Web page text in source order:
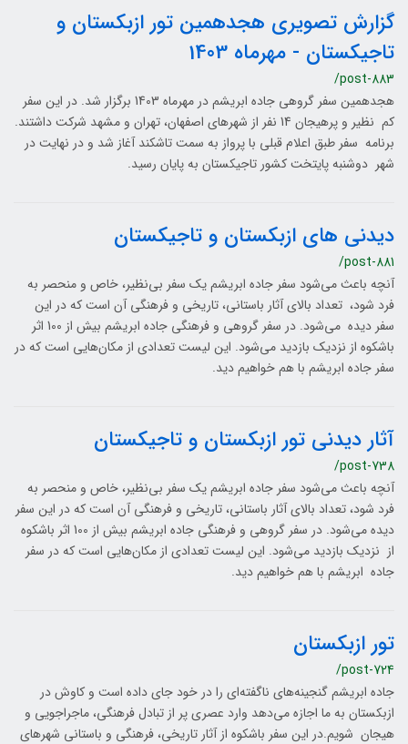
گزارش تصویری هجدهمین تور ازبکستان و
تاجیکستان - مهرماه 1403
/post-883
هجدهمین سفر گروهی جاده ابریشم در مهرماه 1403 برگزار شد. در این سفر
کم نظیر و پرهیجان 14 نفر از شهرهای اصفهان، تهران و مشهد شرکت داشتند.
برنامه سفر طبق اعلام قبلی با پرواز به سمت تاشکند آغاز شد و در نهایت در
شهر دوشنبه پایتخت کشور تاجیکستان به پایان رسید.
دیدنی های ازبکستان و تاجیکستان
/post-881
آنچه باعث می‌شود سفر جاده ابریشم یک سفر بی‌نظیر، خاص و منحصر به
فرد شود، تعداد بالای آثار باستانی، تاریخی و فرهنگی آن است که در این
سفر دیده می‌شود. در سفر گروهی و فرهنگی جاده ابریشم بیش از 100 اثر
باشکوه از نزدیک بازدید می‌شود. این لیست تعدادی از مکان‌هایی است که در
سفر جاده ابریشم با هم خواهیم دید.
آثار دیدنی تور ازبکستان و تاجیکستان
/post-738
آنچه باعث می‌شود سفر جاده ابریشم یک سفر بی‌نظیر، خاص و منحصر به
فرد شود، تعداد بالای آثار باستانی، تاریخی و فرهنگی آن است که در این سفر
دیده می‌شود. در سفر گروهی و فرهنگی جاده ابریشم بیش از 100 اثر باشکوه
از نزدیک بازدید می‌شود. این لیست تعدادی از مکان‌هایی است که در سفر
جاده ابریشم با هم خواهیم دید.
تور ازبکستان
/post-724
جاده ابریشم گنجینه‌های ناگفته‌ای را در خود جای داده است و کاوش در
ازبکستان به ما اجازه می‌دهد وارد عصری پر از تبادل فرهنگی، ماجراجویی و
هیجان شویم.در این سفر باشکوه از آثار تاریخی، فرهنگی و باستانی شهرهای